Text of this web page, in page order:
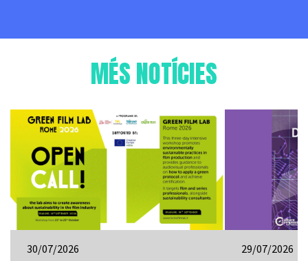
MÉS NOTÍCIES
30/07/2026 29/07/2026